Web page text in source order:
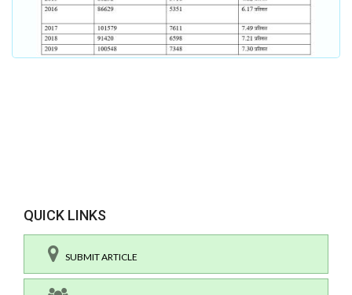
QUICK LINKS
SUBMIT ARTICLE